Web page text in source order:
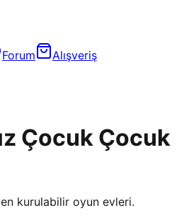
Forum Alışveriş
Çocuk Çocuk
kurulabilir oyun evleri.